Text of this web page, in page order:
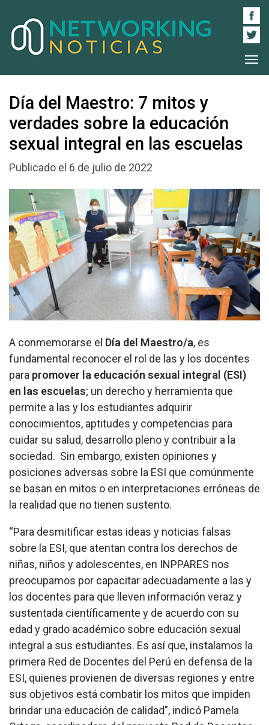
Día del Maestro: 7 mitos y
verdades sobre la educación
sexual integral en las escuelas
Publicado el 6 de julio de 2022
A conmemorarse el Día del Maestro/a, es
fundamental reconocer el rol de las y los docentes
para promover la educación sexual integral (ESI)
en las escuelas; un derecho y herramienta que
permite a las y los estudiantes adquirir
conocimientos, aptitudes y competencias para
cuidar su salud, desarrollo pleno y contribuir a la
sociedad. Sin embargo, existen opiniones y
posiciones adversas sobre la ESI que comúnmente
se basan en mitos o en interpretaciones erróneas de
la realidad que no tienen sustento.
“Para desmitificar estas ideas y noticias falsas
sobre la ESI, que atentan contra los derechos de
niñas, niños y adolescentes, en INPPARES nos
preocupamos por capacitar adecuadamente a las y
los docentes para que lleven información veraz y
sustentada científicamente y de acuerdo con su
edad y grado académico sobre educación sexual
integral a sus estudiantes. Es así que, instalamos la
primera Red de Docentes del Perú en defensa de la
ESI, quienes provienen de diversas regiones y entre
sus objetivos está combatir los mitos que impiden
brindar una educación de calidad”, indicó Pamela